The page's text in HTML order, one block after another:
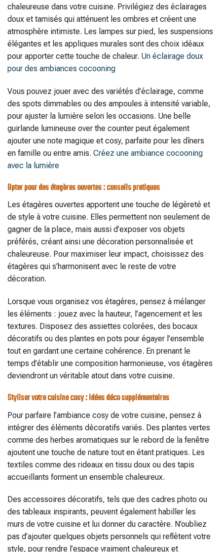
chaleureuse dans votre cuisine. Privilégiez des éclairages
doux et tamisés qui atténuent les ombres et créent une
atmosphère intimiste. Les lampes sur pied, les suspensions
élégantes et les appliques murales sont des choix idéaux
pour apporter cette touche de chaleur. Un éclairage doux
pour des ambiances cocooning
Vous pouvez jouer avec des variétés d’éclairage, comme
des spots dimmables ou des ampoules à intensité variable,
pour ajuster la lumière selon les occasions. Une belle
guirlande lumineuse over the counter peut également
ajouter une note magique et cosy, parfaite pour les dîners
en famille ou entre amis. Créez une ambiance cocooning
avec la lumière
Opter pour des étagères ouvertes : conseils pratiques
Les étagères ouvertes apportent une touche de légèreté et
de style à votre cuisine. Elles permettent non seulement de
gagner de la place, mais aussi d’exposer vos objets
préférés, créant ainsi une décoration personnalisée et
chaleureuse. Pour maximiser leur impact, choisissez des
étagères qui s’harmonisent avec le reste de votre
décoration.
Lorsque vous organisez vos étagères, pensez à mélanger
les éléments : jouez avec la hauteur, l’agencement et les
textures. Disposez des assiettes colorées, des bocaux
décoratifs ou des plantes en pots pour égayer l’ensemble
tout en gardant une certaine cohérence. En prenant le
temps d’établir une composition harmonieuse, vos étagères
deviendront un véritable atout dans votre cuisine.
Styliser votre cuisine cosy : idées déco supplémentaires
Pour parfaire l’ambiance cosy de votre cuisine, pensez à
intégrer des éléments décoratifs variés. Des plantes vertes
comme des herbes aromatiques sur le rebord de la fenêtre
ajoutent une touche de nature tout en étant pratiques. Les
textiles comme des rideaux en tissu doux ou des tapis
accueillants forment un ensemble chaleureux.
Des accessoires décoratifs, tels que des cadres photo ou
des tableaux inspirants, peuvent également habiller les
murs de votre cuisine et lui donner du caractère. N’oubliez
pas d’ajouter quelques objets personnels qui reflètent votre
style, pour rendre l’espace vraiment chaleureux et